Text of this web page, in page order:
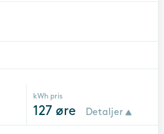
kWh pris
127 øre Detaljer